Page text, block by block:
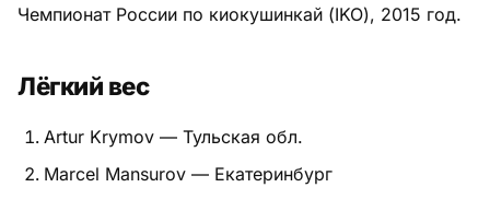
Чемпионат России по киокушинкай (IKO), 2015 год.
Лёгкий вес
Artur Krymov — Тульская обл.
Marcel Mansurov — Екатеринбург